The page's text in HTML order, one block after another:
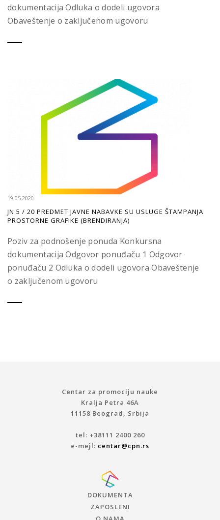
dokumentacija Odluka o dodeli ugovora
Obaveštenje o zaključenom ugovoru
19.05.2020
JN 5 / 20 PREDMET JAVNE NABAVKE SU USLUGE ŠTAMPANJA
PROSTORNE GRAFIKE (BRENDIRANJA)
Poziv za podnošenje ponuda Konkursna
dokumentacija Odgovor ponuđaču 1 Odgovor
ponuđaču 2 Odluka o dodeli ugovora Obaveštenje
o zaključenom ugovoru
Centar za promociju nauke
Kralja Petra 46A
11158 Beograd, Srbija
tel: +38111 2400 260
e-mejl: centar@cpn.rs
DOKUMENTA
ZAPOSLENI